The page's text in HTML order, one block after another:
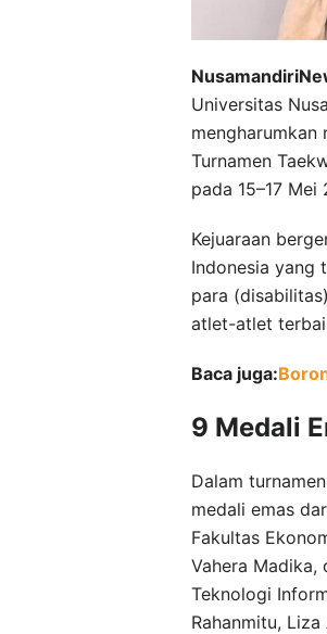
Universitas
mengharumkan
Turnamen
pada 15–17 Mei
Kejuaraan
Indonesia yang
para
atlet-atlet
Baca juga:
9 Medali
Dalam
medali emas
Fakultas
Vahera Madika,
Teknologi
Rahanmitu,